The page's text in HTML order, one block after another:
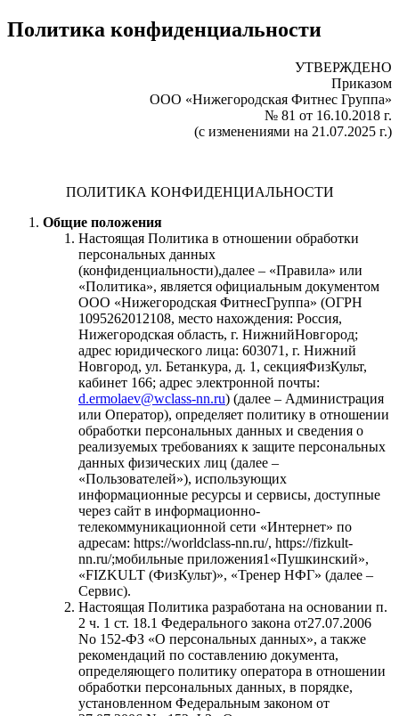
Политика конфиденциальности
УТВЕРЖДЕНО
Приказом
ООО «Нижегородская Фитнес Группа»
№ 81 от 16.10.2018 г.
(с изменениями на 21.07.2025 г.)
ПОЛИТИКА КОНФИДЕНЦИАЛЬНОСТИ
Общие положения
Настоящая Политика в отношении обработки
персональных данных
(конфиденциальности),далее – «Правила» или
«Политика», является официальным документом
ООО «Нижегородская ФитнесГруппа» (ОГРН
1095262012108, место нахождения: Россия,
Нижегородская область, г. НижнийНовгород;
адрес юридического лица: 603071, г. Нижний
Новгород, ул. Бетанкура, д. 1, секцияФизКульт,
кабинет 166; адрес электронной почты:
d.ermolaev@wclass-nn.ru) (далее – Администрация
или Оператор), определяет политику в отношении
обработки персональных данных и сведения о
реализуемых требованиях к защите персональных
данных физических лиц (далее –
«Пользователей»), использующих
информационные ресурсы и сервисы, доступные
через сайт в информационно-
телекоммуникационной сети «Интернет» по
адресам: https://worldclass-nn.ru/, https://fizkult-
nn.ru/;мобильные приложения1«Пушкинский»,
«FIZKULT (ФизКульт)», «Тренер НФГ» (далее –
Сервис).
Настоящая Политика разработана на основании п.
2 ч. 1 ст. 18.1 Федерального закона от27.07.2006
No 152-ФЗ «О персональных данных», а также
рекомендаций по составлению документа,
определяющего политику оператора в отношении
обработки персональных данных, в порядке,
установленном Федеральным законом от